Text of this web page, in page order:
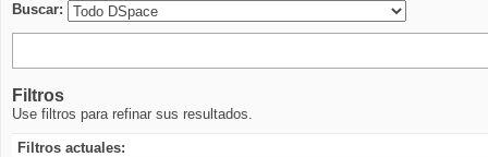
Buscar:
Filtros
Use filtros para refinar sus resultados.
Filtros actuales: